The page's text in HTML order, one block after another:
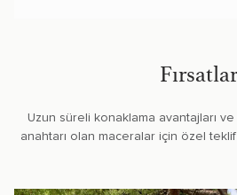
Fırsatlar
Uzun süreli konaklama avantajları
anahtarı olan maceralar için özel teklif